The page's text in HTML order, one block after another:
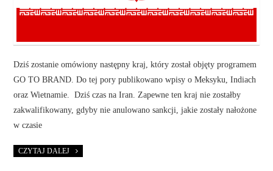
Dziś zostanie omówiony następny kraj, który został objęty programem
GO TO BRAND. Do tej pory publikowano wpisy o Meksyku, Indiach
oraz Wietnamie. Dziś czas na Iran. Zapewne ten kraj nie zostałby
zakwalifikowany, gdyby nie anulowano sankcji, jakie zostały nałożone
w czasie
CZYTAJ DALEJ